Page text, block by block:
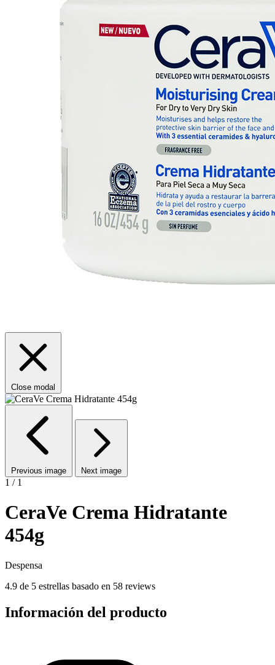
Close modal
Previous image Next image
1 / 1
CeraVe Crema Hidratante
454g
Despensa
4.9 de 5 estrellas basado en 58 reviews
Información del producto